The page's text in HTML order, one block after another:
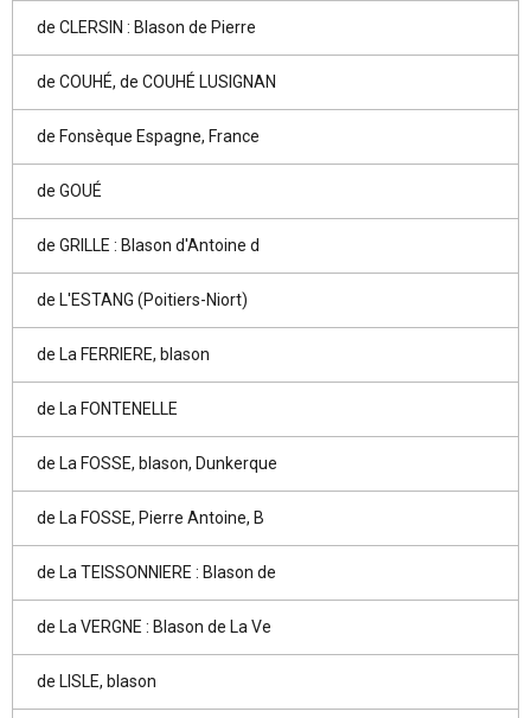
de CLERSIN : Blason de Pierre
de COUHÉ, de COUHÉ LUSIGNAN
de Fonsèque Espagne, France
de GOUÉ
de GRILLE : Blason d'Antoine d
de L'ESTANG (Poitiers-Niort)
de La FERRIERE, blason
de La FONTENELLE
de La FOSSE, blason, Dunkerque
de La FOSSE, Pierre Antoine, B
de La TEISSONNIERE : Blason de
de La VERGNE : Blason de La Ve
de LISLE, blason